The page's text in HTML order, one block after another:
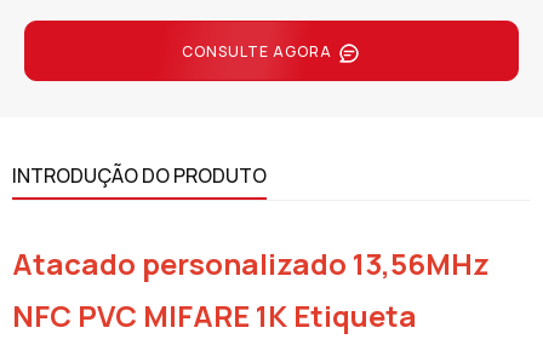
CONSULTE AGORA
INTRODUÇÃO DO PRODUTO
Atacado personalizado 13,56MHz
NFC PVC MIFARE 1K Etiqueta